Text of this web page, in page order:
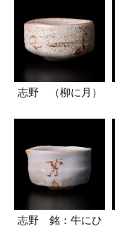
志野 （柳に月）
志野 銘：牛にひ